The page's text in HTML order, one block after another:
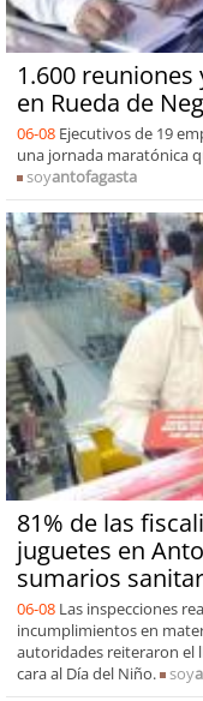
1.600
en Rueda de
06-08 Ejecutivos de 19
una jornada maratónica
soyantofagasta
81% de las
juguetes en
sumarios
06-08 Las inspecciones
incumplimientos en
autoridades reiteraron el
cara al Día del Niño.
soy